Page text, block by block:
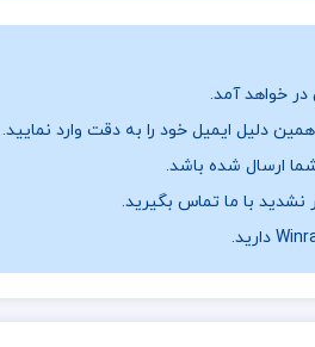
در خواهد آمد.
دلیل ایمیل خود را به دقت وارد نمایید.
نشدید با ما تماس بگیرید.